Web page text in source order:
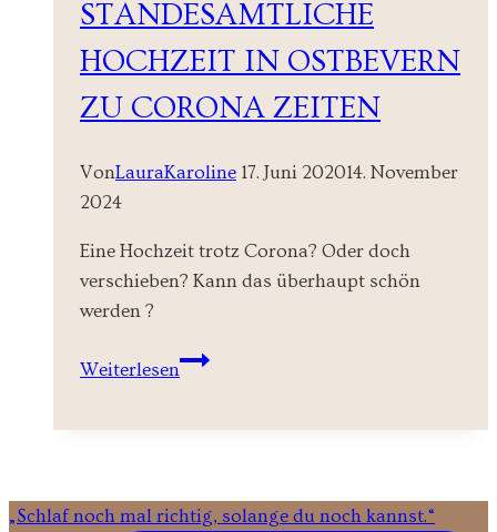
STANDESAMTLICHE
HOCHZEIT IN OSTBEVERN
ZU CORONA ZEITEN
VonLauraKaroline 17. Juni 202014. November
2024
Eine Hochzeit trotz Corona? Oder doch
verschieben? Kann das überhaupt schön
werden ?
Weiterlesen
Standesamtliche
Corona
„Schlaf noch mal richtig, solange du noch kannst.“